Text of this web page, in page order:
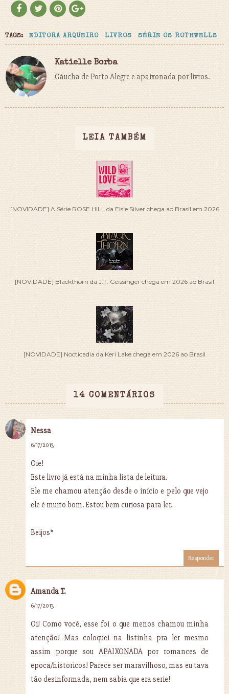
TAGS: EDITORA ARQUEIRO LIVROS SÉRIE OS ROTHWELLS
Katielle Borba
Gáucha de Porto Alegre e apaixonada por livros.
LEIA TAMBÉM
[NOVIDADE] A Série ROSE HILL da Elsie Silver chega ao Brasil em 2026
[NOVIDADE] Blackthorn da J.T. Geissinger chega em 2026 ao Brasil
[NOVIDADE] Nocticadia da Keri Lake chega em 2026 ao Brasil
14 COMENTÁRIOS
Nessa
6/17/2013
Oie!
Este livro já está na minha lista de leitura.
Ele me chamou atenção desde o início e pelo que vejo
ele é muito bom. Estou bem curiosa para ler.
Beijos*
Responder
Amanda T.
6/17/2013
Oi! Como você, esse foi o que menos chamou minha
atenção! Mas coloquei na listinha pra ler mesmo
assim porque sou APAIXONADA por romances de
epoca/historicos! Parece ser maravilhoso, mas eu tava
tão desinformada, nem sabia que era serie!